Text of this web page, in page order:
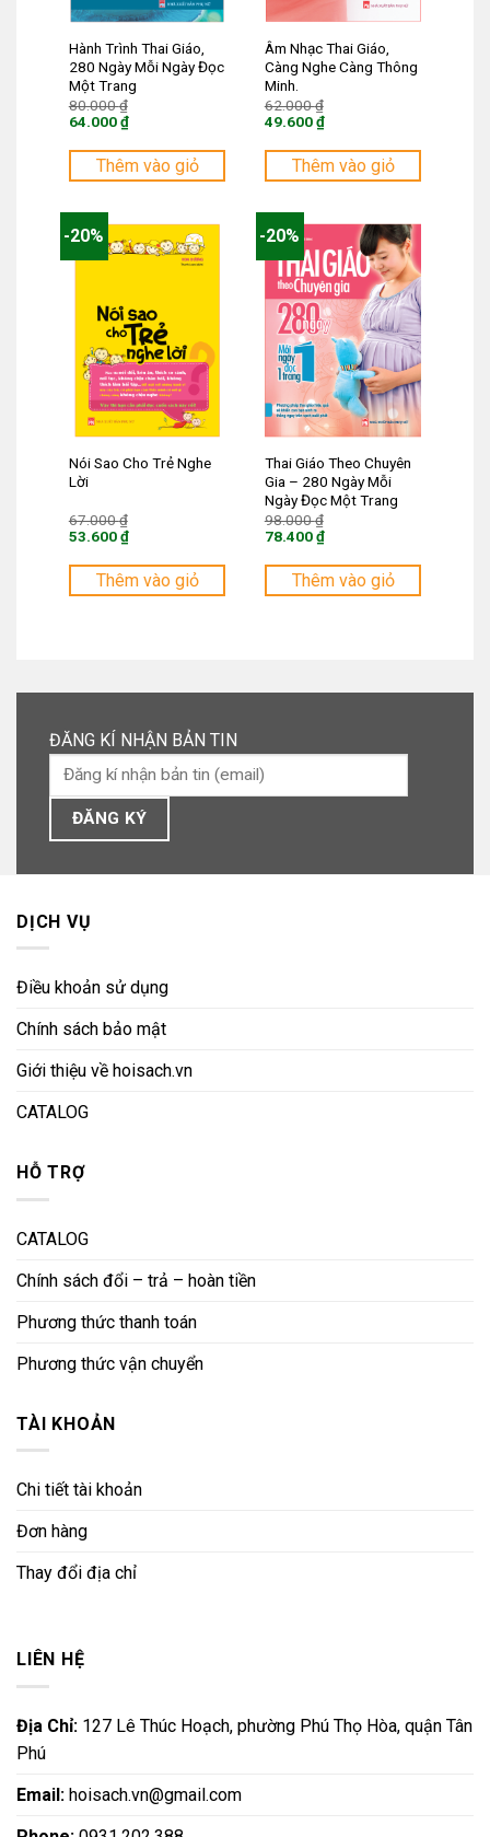
Hành Trình Thai Giáo,
280 Ngày Mỗi Ngày Đọc
Một Trang
80.000₫
80.000 ₫.
64.000₫
hiện
là:
Thêm vào giỏ
Âm Nhạc Thai Giáo,
Càng Nghe Càng Thông
Minh.
62.000₫
62.000 ₫.
49.600₫
hiện
là:
Thêm vào giỏ
-20%
Nói Sao Cho Trẻ Nghe
Lời
67.000₫
67.000 ₫.
53.600₫
hiện
là:
Thêm vào giỏ
-20%
Thai Giáo Theo Chuyên
Gia – 280 Ngày Mỗi
Ngày Đọc Một Trang
98.000₫
98.000 ₫.
78.400₫
hiện
là:
Thêm vào giỏ
ĐĂNG KÍ NHẬN BẢN TIN
DỊCH VỤ
Điều khoản sử dụng
Chính sách bảo mật
Giới thiệu về hoisach.vn
CATALOG
HỖ TRỢ
CATALOG
Chính sách đổi – trả – hoàn tiền
Phương thức thanh toán
Phương thức vận chuyển
TÀI KHOẢN
Chi tiết tài khoản
Đơn hàng
Thay đổi địa chỉ
LIÊN HỆ
Địa Chỉ: 127 Lê Thúc Hoạch, phường Phú Thọ Hòa, quận Tân
Phú
Email: hoisach.vn@gmail.com